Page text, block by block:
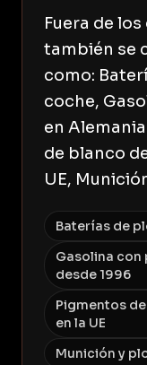
Fuera de
también se
como:
coche,
en
de blanco
UE,
Baterías de
Gasolina con
desde 1996
Pigmentos
en la UE
Munición y